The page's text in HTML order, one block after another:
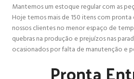
Mantemos um estoque regular com as
Hoje temos mais de 150 itens com
nossos clientes no menor espaço de
quebras na produção e prejuízos nas
ocasionados por falta de manutenção e